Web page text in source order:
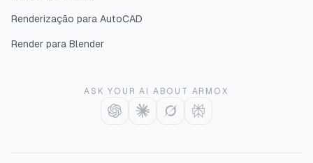
Renderização para AutoCAD
Render para Blender
ASK YOUR AI ABOUT ARMOX